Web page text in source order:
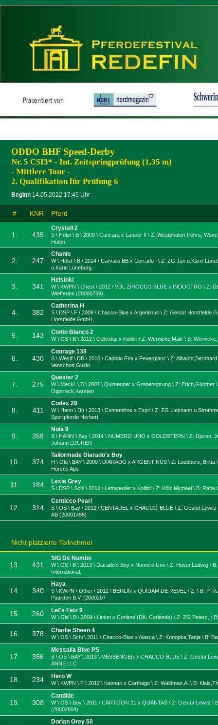
ODDO BHF Speed-Derby
Nr. 5 CSI3* - Int. Zeitspringprüfung (1,35 m)
- Mittlere Tour -
2. Qualifikation für Prüfung 6
Beginn 14.05.2022 17:45 Uhr
# KNR Pferd
1. 435
Crystall 2
S \ Holst \ B \ 2009 \ Cancara x Lancer II \ Z: Westphalen-Fehrs,
Hutter
2. 247
Chanio
W \ Holst \ B \ 2014 \ Carvallo BB x Corrado I \ Z: ZG Jan u.Karin
u.Karin Lüneburg,
3. 341
Helsinki
W \ KWPN \ Chest \ 2012 \ VDL ZIROCCO BLUE x INDOCTRO \ Z:
Wiefferink (20000759)
4. 382
Catherina H
S \ DSP \ F \ 2009 \ Chacco-Blue x Argentinus \ Z: Gestüt Horstfelde
Horstfelde GmbH,
5. 143 Conto Blanco 2
W \ OS \ B \ 2012 \ Cellestial x Kolibri \ Z: Wernicke,Maik \ B:
6. 430
Courage 138
S \ Westf \ DB \ 2010 \ Captain Fire x Feuerglanz \ Z: Albacht,Bernhard
Venschott,Guido
7. 275
Quester 2
W \ Meckl. \ B \ 2007 \ Quintender x Grabensprung \ Z: Erich,Günther
Ogorreck,Karsten
8. 411
Codex 28
W \ Hann \ Db \ 2013 \ Contendros x Espri \ Z: ZG Luttmann
Sportpferde Herbert,
9. 358
Nola 9
S \ HANN \ Bay \ 2014 \ NUMERO UNO x GOLDSTERN \ Z: Djuren,
Johann DJUREN
10. 374
Tailormade Diarado's Boy
H \ Old \ BAY \ 2009 \ DIARADO x ARGENTINUS \ Z: Luebbers, Britta
Horses Aps
11. 184 Lexie Grey
S \ DSP \ Schi \ 2010 \ Lemwerder x Kolibri \ Z: Kölz,Michael \ B:
12. 314
Centicco Pearl
S \ OS \ Bay \ 2012 \ CENTADEL x CHACCO-BLUE \ Z: Gestut Lewitz
AB (20001498)
Nicht platzierte Teilnehmer
13. 431
SIG De Numbo
W \ OS \ B \ 2013 \ Diarado's Boy x Numero Uno \ Z: Huser,Ludwig \
International,
14. 340
Haya
S \ KWPN \ Other \ 2012 \ BERLIN x QUIDAM DE REVEL \ Z: \ B: P.
Paarden B.V. (2000207
15. 260 Let's Fetz 9
W \ Old \ B \ 2009 \ Linton x Corland (DK: Corlando) \ Z: ZG Peters, \
16. 378 Charlie Sheen 4
W \ OS \ Schi \ 2011 \ Chacco-Blue x Alasca \ Z: Konopka,Tanja \ B:
17. 356
Messalia Blue PS
S \ OS \ BAY \ 2013 \ MESSENGER x CHACCO-BLUE \ Z: Gestüt
ANNE LLC
18. 234 Hero W
W \ KWPN \ F \ 2012 \ Kannan x Carthago \ Z: Waldman,A. \ B:
19. 308
Candide
W \ OS \ Bay \ 2011 \ CARTOON 21 x QUANTAS \ Z: Gestüt Lewitz \
(20002804)
Dorian Grey 50